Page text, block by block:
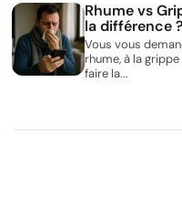
Rhume vs
la différence ?
Vous vous
rhume, à la
faire la...